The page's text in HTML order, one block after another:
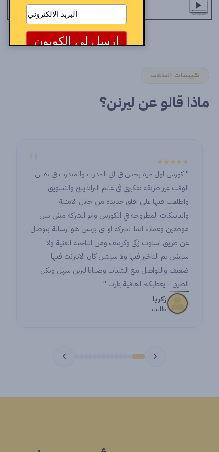
تقييمات الطلاب
ماذا قالو عن ليرنن؟
"
★★★★★
" كورس اول مره بحس في اني المدرب والمتدرب في نفس
الوقت غير طريقة تفكيري في عالم البراندينج والتسويق
واطلعت فيها علي افاق جديدة من خلال الامثلة
والتاسكات المطروحة في الكورس وانو الشركة مش بس
موظفين وعملاء انما الشركة او اي بزنس هوا رسالة بتوصل
عن طريق اسلوب زكي وكريتف ومن الناحية الفنية ولا
سيشن تم التاخير فيها ولا سيشن كان الانترنت فيها
ضعيف والتواصل مع الشباب وصبايا ليرنن سهل وبكل
الطرق - يعطيكم العافية يارب "
زكريا
طالب